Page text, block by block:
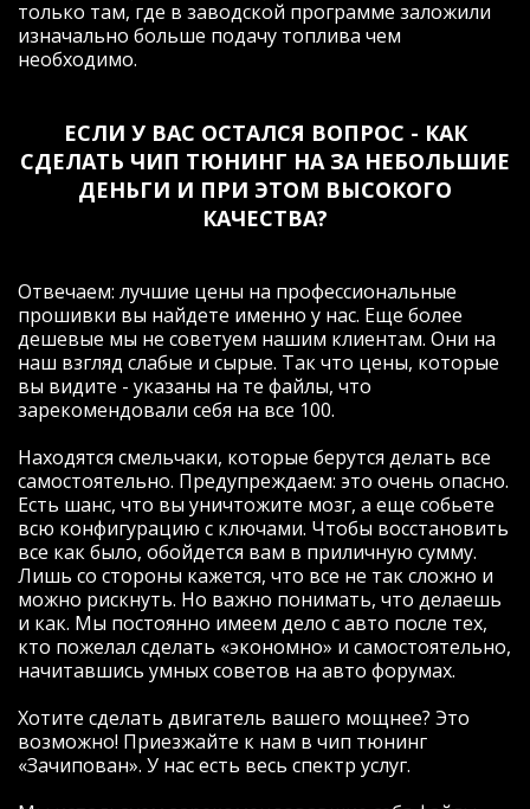
Рейтинг отзыва:5
очевиден. Договорившись заранее о
встрече, приехал в назначенное время и
в оговоренное место (удобное для обеих
сторон). Женя был как всегда пунктуален
(за что ему отдельная благодарность).
как всегда наловил пачку (не мудрено за
20 тыс то ))), но ошибки были не
связанные с жизнедеятельностью
двигателя или топливной системы,
потому в чипе отказано не было (моторы
с ошибкой по двигателю сначала
конечно же чинятся).
Вообщем считали стоковую прошивку, и
буквально через минут 25-30 мне уже
заливали ЧИП (а может ДЕЙЛ, мне не
столь важно как оно называется, главное
что есть результат).
Вообщем разница действительно
ощутима:
Ну во первых мотор стал крутиться более
5,5 тыс оборотов- что для меня было
невероятно приятно (не хватало явно
тяги)
Во вторых появился прилив сил на всех
передачах (у меня МКПП), особенно на 5
если едешь 80-100, машина всеравно
подхватывает и вытягивает.
Да, на мой мотор k4m 7 бешеных пони
только там, где в заводской программе заложили
изначально больше подачу топлива чем
необходимо.
ЕСЛИ У ВАС ОСТАЛСЯ ВОПРОС - КАК
СДЕЛАТЬ ЧИП ТЮНИНГ НА ЗА НЕБОЛЬШИЕ
ДЕНЬГИ И ПРИ ЭТОМ ВЫСОКОГО
КАЧЕСТВА?
Отвечаем: лучшие цены на профессиональные
прошивки вы найдете именно у нас. Еще более
дешевые мы не советуем нашим клиентам. Они на
наш взгляд слабые и сырые. Так что цены, которые
вы видите - указаны на те файлы, что
зарекомендовали себя на все 100.
Находятся смельчаки, которые берутся делать все
самостоятельно. Предупреждаем: это очень опасно.
Есть шанс, что вы уничтожите мозг, а еще собьете
всю конфигурацию с ключами. Чтобы восстановить
все как было, обойдется вам в приличную сумму.
Лишь со стороны кажется, что все не так сложно и
можно рискнуть. Но важно понимать, что делаешь
и как. Мы постоянно имеем дело с авто после тех,
кто пожелал сделать «экономно» и самостоятельно,
начитавшись умных советов на авто форумах.
Хотите сделать двигатель вашего мощнее? Это
возможно! Приезжайте к нам в чип тюнинг
«Зачипован». У нас есть весь спектр услуг.